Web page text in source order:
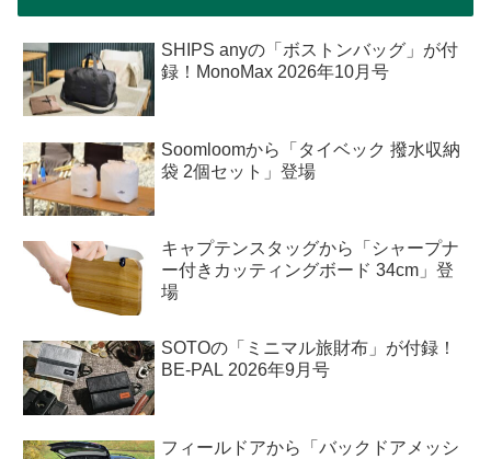
SHIPS anyの「ボストンバッグ」が付
録！MonoMax 2026年10月号
Soomloomから「タイベック 撥水収納
袋 2個セット」登場
キャプテンスタッグから「シャープナ
ー付きカッティングボード 34cm」登
場
SOTOの「ミニマル旅財布」が付録！
BE-PAL 2026年9月号
フィールドアから「バックドアメッシ